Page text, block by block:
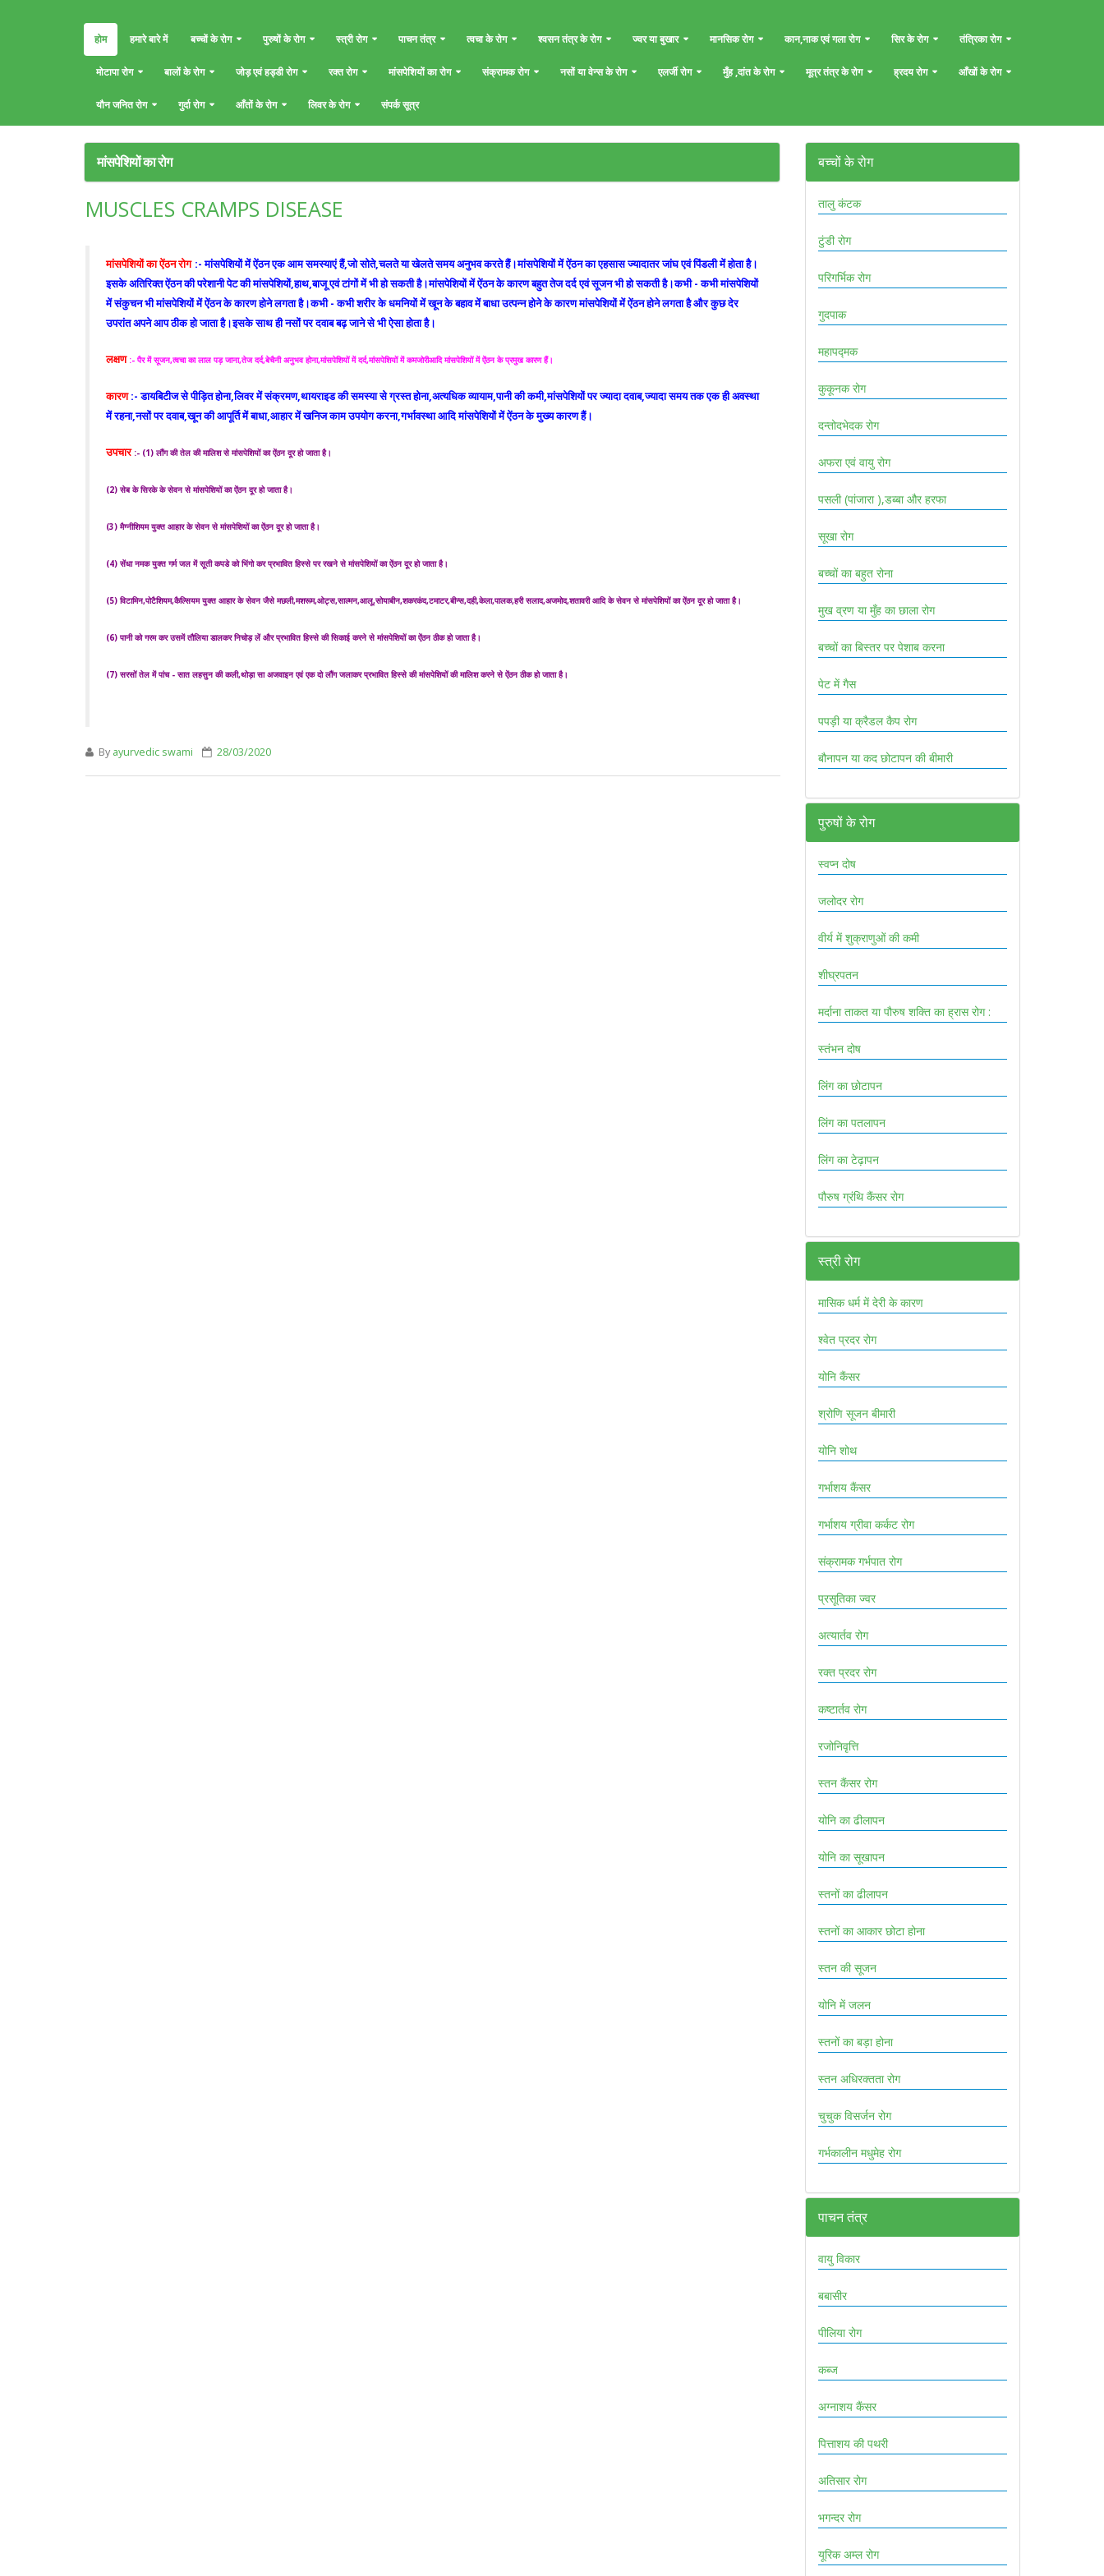
होम हमारे बारे में बच्चों के रोग पुरुषों के रोग स्त्री रोग पाचन तंत्र त्वचा के रोग श्वसन तंत्र के रोग ज्वर या बुखार मानसिक रोग कान,नाक एवं गला रोग सिर के रोग तंत्रिका रोग
मोटापा रोग बालों के रोग जोड़ एवं हड्डी रोग रक्त रोग मांसपेशियों का रोग संक्रामक रोग नसों या वेन्स के रोग एलर्जी रोग मुँह ,दांत के रोग मूत्र तंत्र के रोग ह्रदय रोग आँखों के रोग
यौन जनित रोग गुर्दा रोग आँतों के रोग लिवर के रोग संपर्क सूत्र
मांसपेशियों का रोग
MUSCLES CRAMPS DISEASE
मांसपेशियों का ऐंठन रोग :- मांसपेशियों में ऐंठन एक आम समस्याएं हैं,जो सोते,चलते या खेलते समय अनुभव करते हैं।मांसपेशियों में ऐंठन का एहसास ज्यादातर जांघ एवं पिंडली में होता है।
इसके अतिरिक्त ऐंठन की परेशानी पेट की मांसपेशियों,हाथ,बाजू एवं टांगों में भी हो सकती है।मांसपेशियों में ऐंठन के कारण बहुत तेज दर्द एवं सूजन भी हो सकती है।कभी - कभी मांसपेशियों
में संकुचन भी मांसपेशियों में ऐंठन के कारण होने लगता है।कभी - कभी शरीर के धमनियों में खून के बहाव में बाधा उत्पन्न होने के कारण मांसपेशियों में ऐंठन होने लगता है और कुछ देर
उपरांत अपने आप ठीक हो जाता है।इसके साथ ही नसों पर दवाब बढ़ जाने से भी ऐसा होता है।
लक्षण :- पैर में सूजन,त्वचा का लाल पड़ जाना,तेज दर्द,बेचैनी अनुभव होना,मांसपेशियों में दर्द,मांसपेशियों में कमजोरीआदि मांसपेशियों में ऐंठन के प्रमुख कारण हैं।
कारण:- डायबिटीज से पीड़ित होना,लिवर में संक्रमण,थायराइड की समस्या से ग्रस्त होना,अत्यधिक व्यायाम,पानी की कमी,मांसपेशियों पर ज्यादा दवाब,ज्यादा समय तक एक ही अवस्था
में रहना,नसों पर दवाब,खून की आपूर्ति में बाधा,आहार में खनिज काम उपयोग करना,गर्भावस्था आदि मांसपेशियों में ऐंठन के मुख्य कारण हैं।
उपचार :- (1) लौंग की तेल की मालिश से मांसपेशियों का ऐंठन दूर हो जाता है।
(2) सेब के सिरके के सेवन से मांसपेशियों का ऐंठन दूर हो जाता है।
(3) मैग्नीशियम युक्त आहार के सेवन से मांसपेशियों का ऐंठन दूर हो जाता है।
(4) सेंधा नमक युक्त गर्म जल में सूती कपडे को भिंगो कर प्रभावित हिस्से पर रखने से मांसपेशियों का ऐंठन दूर हो जाता है।
(5) विटामिन,पोटैशियम,कैल्सियम युक्त आहार के सेवन जैसे मछली,मशरूम,ओट्स,साल्मन,आलू,सोयाबीन,शकरकंद,टमाटर,बीन्स,दही,केला,पालक,हरी सलाद,अजमोद,शतावरी आदि के सेवन से मांसपेशियों का ऐंठन दूर हो जाता है।
(6) पानी को गरम कर उसमें तौलिया डालकर निचोड़ लें और प्रभावित हिस्से की सिकाई करने से मांसपेशियों का ऐंठन ठीक हो जाता है।
(7) सरसों तेल में पांच - सात लहसुन की कली,थोड़ा सा अजवाइन एवं एक दो लौंग जलाकर प्रभावित हिस्से की मांसपेशियों की मालिश करने से ऐंठन ठीक हो जाता है।
By ayurvedic swami 28/03/2020
बच्चों के रोग
तालु कंटक
टुंडी रोग
परिगर्भिक रोग
गुदपाक
महापद्मक
कुकूनक रोग
दन्तोदभेदक रोग
अफरा एवं वायु रोग
पसली (पांजारा ),डब्बा और हरफा
सूखा रोग
बच्चों का बहुत रोना
मुख व्रण या मुँह का छाला रोग
बच्चों का बिस्तर पर पेशाब करना
पेट में गैस
पपड़ी या क्रैडल कैप रोग
बौनापन या कद छोटापन की बीमारी
पुरुषों के रोग
स्वप्न दोष
जलोदर रोग
वीर्य में शुक्राणुओं की कमी
शीघ्रपतन
मर्दाना ताकत या पौरुष शक्ति का ह्रास रोग :
स्तंभन दोष
लिंग का छोटापन
लिंग का पतलापन
लिंग का टेढ़ापन
पौरुष ग्रंथि कैंसर रोग
स्त्री रोग
मासिक धर्म में देरी के कारण
श्वेत प्रदर रोग
योनि कैंसर
श्रोणि सूजन बीमारी
योनि शोथ
गर्भाशय कैंसर
गर्भाशय ग्रीवा कर्कट रोग
संक्रामक गर्भपात रोग
प्रसूतिका ज्वर
अत्यार्तव रोग
रक्त प्रदर रोग
कष्टार्तव रोग
रजोनिवृत्ति
स्तन कैंसर रोग
योनि का ढीलापन
योनि का सूखापन
स्तनों का ढीलापन
स्तनों का आकार छोटा होना
स्तन की सूजन
योनि में जलन
स्तनों का बड़ा होना
स्तन अधिरक्तता रोग
चुचुक विसर्जन रोग
गर्भकालीन मधुमेह रोग
पाचन तंत्र
वायु विकार
बबासीर
पीलिया रोग
कब्ज
अग्नाशय कैंसर
पित्ताशय की पथरी
अतिसार रोग
भगन्दर रोग
यूरिक अम्ल रोग